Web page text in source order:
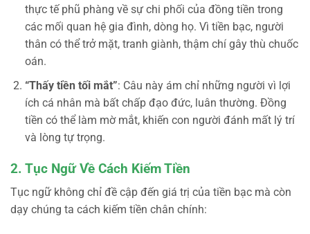
thực tế phũ phàng về sự chi phối của đồng tiền trong
các mối quan hệ gia đình, dòng họ. Vì tiền bạc, người
thân có thể trở mặt, tranh giành, thậm chí gây thù chuốc
oán.
“Thấy tiền tối mắt”: Câu này ám chỉ những người vì lợi
ích cá nhân mà bất chấp đạo đức, luân thường. Đồng
tiền có thể làm mờ mắt, khiến con người đánh mất lý trí
và lòng tự trọng.
2. Tục Ngữ Về Cách Kiếm Tiền
Tục ngữ không chỉ đề cập đến giá trị của tiền bạc mà còn
dạy chúng ta cách kiếm tiền chân chính: